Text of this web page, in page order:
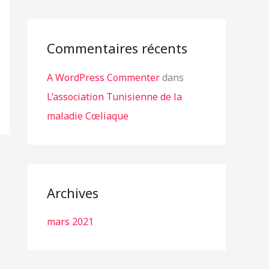
:Commentaires récents
A WordPress Commenterdans
L’association Tunisienne de la
maladie Cœliaque
Archives
mars 2021